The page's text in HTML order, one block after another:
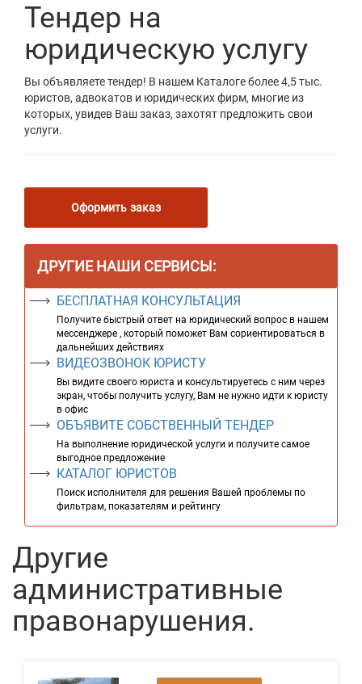
Тендер на
юридическую услугу
Вы объявляете тендер! В нашем Каталоге более 4,5 тыс.
юристов, адвокатов и юридических фирм, многие из
которых, увидев Ваш заказ, захотят предложить свои
услуги.
Оформить заказ
ДРУГИЕ НАШИ СЕРВИСЫ:
БЕСПЛАТНАЯ КОНСУЛЬТАЦИЯ
Получите быстрый ответ на юридический вопрос в нашем
мессенджере , который поможет Вам сориентироваться в
дальнейших действиях
ВИДЕОЗВОНОК ЮРИСТУ
Вы видите своего юриста и консультируетесь с ним через
экран, чтобы получить услугу, Вам не нужно идти к юристу
в офис
ОБЪЯВИТЕ СОБСТВЕННЫЙ ТЕНДЕР
На выполнение юридической услуги и получите самое
выгодное предложение
КАТАЛОГ ЮРИСТОВ
Поиск исполнителя для решения Вашей проблемы по
фильтрам, показателям и рейтингу
Другие
административные
правонарушения.